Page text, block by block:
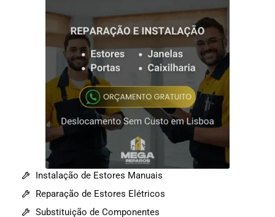
Instalação de Estores Manuais
Reparação de Estores Elétricos
Substituição de Componentes